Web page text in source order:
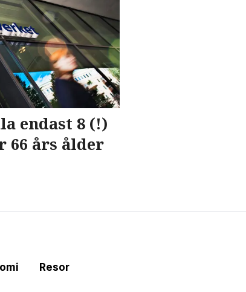
endast 8 (!)
66 års ålder
Resor